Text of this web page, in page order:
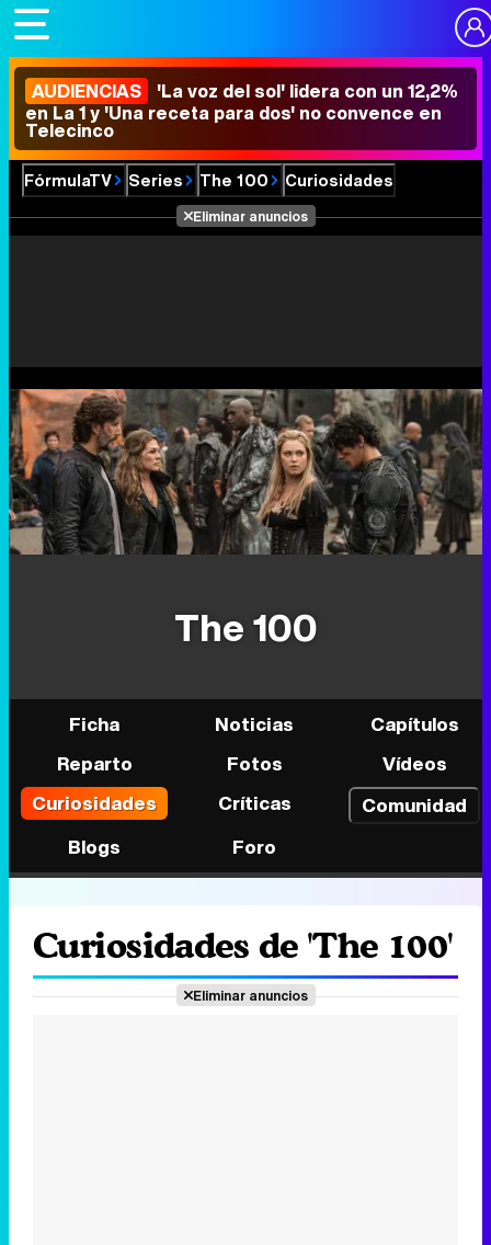
AUDIENCIAS 'La voz del sol' lidera con un 12,2%
en La 1 y 'Una receta para dos' no convence en
Telecinco
FórmulaTV Series The 100 Curiosidades
Eliminar anuncios
The 100
Ficha Noticias
Capítulos
Reparto
Fotos
Vídeos
Curiosidades
Críticas
Comunidad
Blogs
Foro
Curiosidades de 'The 100'
Eliminar anuncios